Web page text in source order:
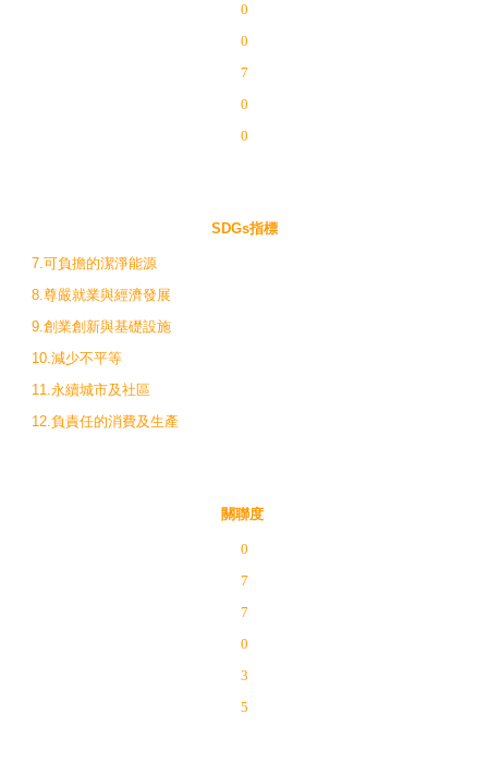
0
0
7
0
0
SDGs指標
7.可負擔的潔淨能源
8.尊嚴就業與經濟發展
9.創業創新與基礎設施
10.減少不平等
11.永續城市及社區
12.負責任的消費及生產
關聯度
0
7
7
0
3
5